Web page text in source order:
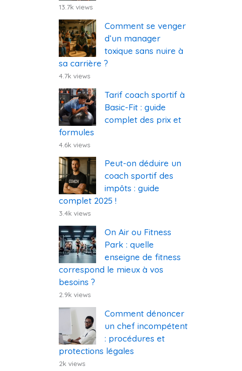
13.7k views
Comment se venger
d’un manager
toxique sans nuire à
sa carrière ?
4.7k views
Tarif coach sportif à
Basic-Fit : guide
complet des prix et
formules
4.6k views
Peut-on déduire un
coach sportif des
impôts : guide
complet 2025 !
3.4k views
On Air ou Fitness
Park : quelle
enseigne de fitness
correspond le mieux à vos
besoins ?
2.9k views
Comment dénoncer
un chef incompétent
: procédures et
protections légales
2k views